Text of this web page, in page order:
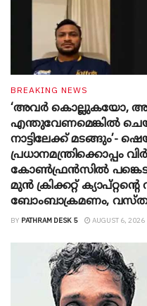
BREAKING NEWS
‘അവർ കൊല്ലുകയോ,
എന്തുവേണമെങ്കിൽ
നാട്ടിലേക്ക് മടങ്ങും’-
പ്രധാനമന്ത്രിക്കൊപ്പം
കോൺഫ്രൻസിൽ
മുൻ ക്രിക്കറ്റ്
ബോംബാക്രമണം,
BY PATHRAM DESK 5 AUGUST 6, 2026